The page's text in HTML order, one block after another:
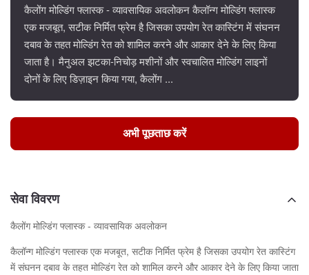
कैलोंग मोल्डिंग फ्लास्क - व्यावसायिक अवलोकन कैलॉन्ग मोल्डिंग फ्लास्क
एक मजबूत, सटीक निर्मित फ्रेम है जिसका उपयोग रेत कास्टिंग में संघनन
दबाव के तहत मोल्डिंग रेत को शामिल करने और आकार देने के लिए किया
जाता है। मैनुअल झटका-निचोड़ मशीनों और स्वचालित मोल्डिंग लाइनों
दोनों के लिए डिज़ाइन किया गया, कैलोंग ...
अभी पूछताछ करें
सेवा विवरण
कैलोंग मोल्डिंग फ्लास्क - व्यावसायिक अवलोकन
कैलॉन्ग मोल्डिंग फ्लास्क एक मजबूत, सटीक निर्मित फ्रेम है जिसका उपयोग रेत कास्टिंग
में संघनन दबाव के तहत मोल्डिंग रेत को शामिल करने और आकार देने के लिए किया जाता